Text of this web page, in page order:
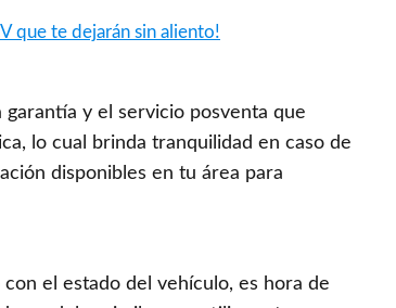
que te dejarán sin aliento!
y el servicio posventa que
lo cual brinda tranquilidad en caso de
disponibles en tu área para
el estado del vehículo, es hora de